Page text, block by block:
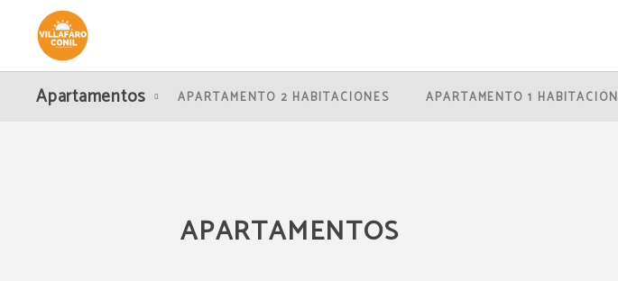
Apartamentos del Apartamentos Villafaro Conil en Conil de la Frontera. Web Oficial.
Apartamentos APARTAMENTO 2 HABITACIONES APARTAMENTO 1 HABITACIÓN
APARTAMENTOS